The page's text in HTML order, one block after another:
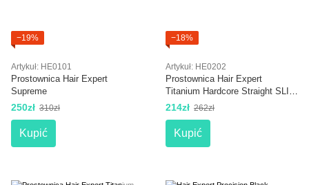
−19%
Artykuł: HE0101
Prostownica Hair Expert
Supreme
250zł 310zł
Kupić
−18%
Artykuł: HE0202
Prostownica Hair Expert
Titanium Hardcore Straight SLIM
cienka
214zł 262zł
Kupić